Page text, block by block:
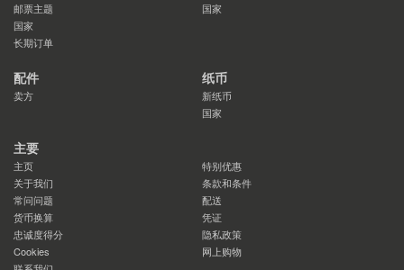
邮票主题
国家
长期订单
国家
配件
卖方
纸币
新纸币
国家
主要
主页
特别优惠
关于我们
条款和条件
常问问题
配送
货币换算
凭证
忠诚度得分
隐私政策
Cookies
网上购物